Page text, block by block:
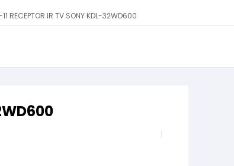
RECEPTOR IR TV SONY KDL-32WD600